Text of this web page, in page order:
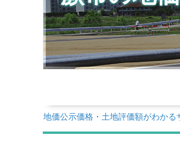
地価公示価格・土地評価額がわかる